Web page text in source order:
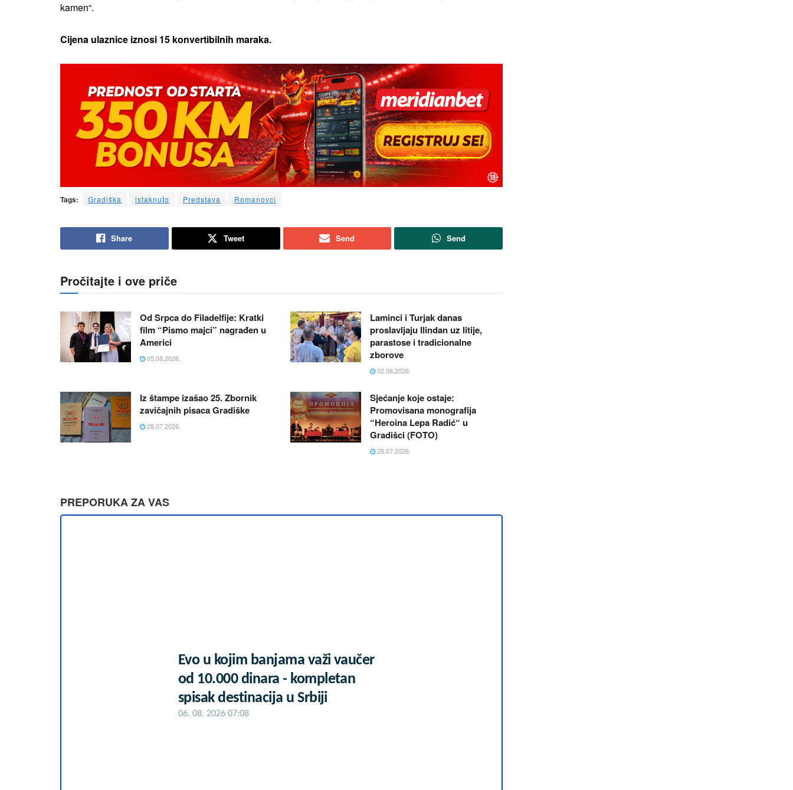
kamen“.
Cijena ulaznice iznosi 15 konvertibilnih maraka.
Tags: Gradiška istaknuto Predstava Romanovci
Share Tweet Send Send
Pročitajte i ove priče
Od Srpca do Filadelfije: Kratki
film “Pismo majci” nagrađen u
Americi
05.08.2026.
Laminci i Turjak danas
proslavljaju Ilindan uz litije,
parastose i tradicionalne
zborove
02.08.2026.
Iz štampe izašao 25. Zbornik
zavičajnih pisaca Gradiške
28.07.2026.
Sjećanje koje ostaje:
Promovisana monografija
“Heroina Lepa Radić“ u
Gradišci (FOTO)
28.07.2026.
PREPORUKA ZA VAS
Evo u kojim banjama važi vaučer
od 10.000 dinara - kompletan
spisak destinacija u Srbiji
06. 08. 2026 07:08